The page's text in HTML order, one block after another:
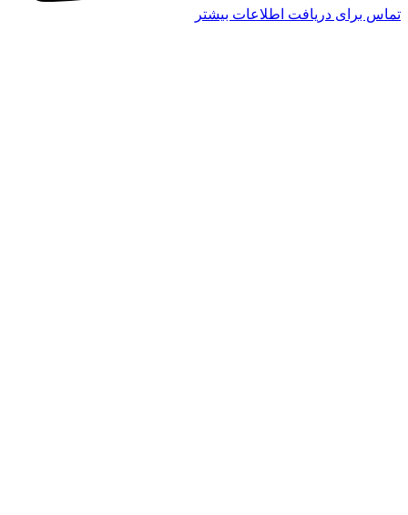
تماس برای دریافت اطلاعات بیشتر